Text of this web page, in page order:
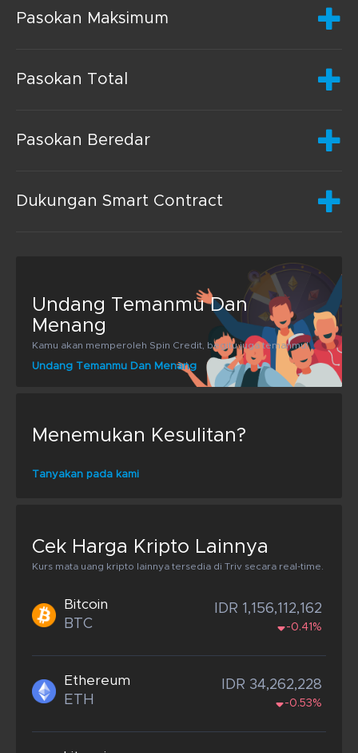
Pasokan Maksimum
Pasokan Total
Pasokan Beredar
Dukungan Smart Contract
Undang Temanmu Dan
Menang
Kamu akan memperoleh Spin Credit, begitu juga temanmu!
Undang Temanmu Dan Menang
Menemukan Kesulitan?
Tanyakan pada kami
Cek Harga Kripto Lainnya
Kurs mata uang kripto lainnya tersedia di Triv secara real-time.
Bitcoin
BTC
IDR 1,156,112,162
-0.41%
Ethereum
ETH
IDR 34,262,228
-0.53%